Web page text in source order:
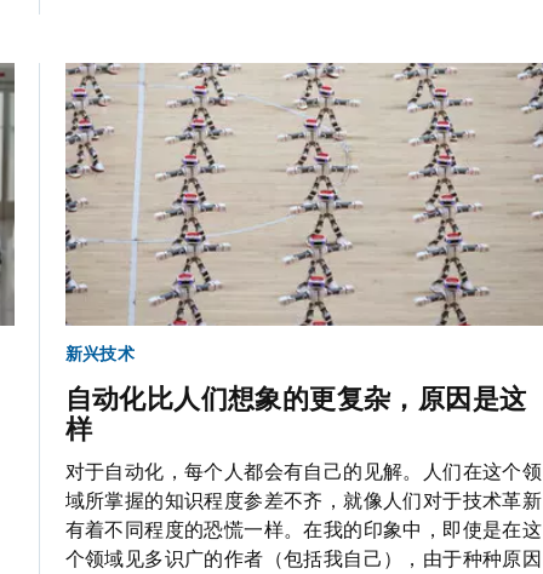
新兴技术
自动化比人们想象的更复杂，原因是这
样
对于自动化，每个人都会有自己的见解。人们在这个领
域所掌握的知识程度参差不齐，就像人们对于技术革新
有着不同程度的恐慌一样。在我的印象中，即使是在这
个领域见多识广的作者（包括我自己），由于种种原因